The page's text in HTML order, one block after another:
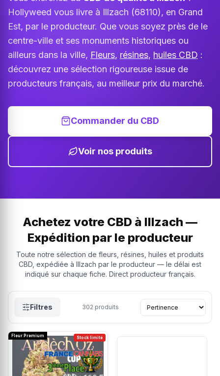
Hollyweed vous livre à Illzach (68110), en Grand
Est, par le producteur. Que vous soyez près de le
centre-ville et ses monuments historiques ou
ailleurs dans la ville, Fleurs, résines, huiles CBD :
découvrez une sélection rigoureuse issue de
producteurs français, au meilleur prix du marché.
Commander du CBD
Voir nos produits
Achetez votre CBD à Illzach —
Expédition par le producteur
Toute notre sélection de fleurs, résines, huiles et produits
CBD, expédiée à Illzach par le producteur — le délai est
indiqué sur chaque fiche. Direct producteur français.
Filtres 302 produits
Stock limité
Fleur Premium